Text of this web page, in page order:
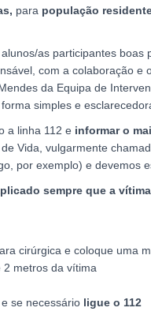
para população
as participantes
com a colaboração
da Equipa de
simples e
a linha 112 e informar o
Vida, vulgarmente
por exemplo) e devemos
sempre que a
cirúrgica e coloque uma
metros da vítima
se necessário ligue o 112